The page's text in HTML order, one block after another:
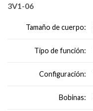
3V1-06
Tamaño de cuerpo:
Tipo de función:
Configuración:
Bobinas: